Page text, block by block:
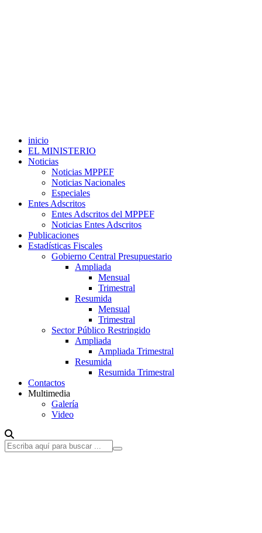
inicio
EL MINISTERIO
Noticias
Noticias MPPEF
Noticias Nacionales
Especiales
Entes Adscritos
Entes Adscritos del MPPEF
Noticias Entes Adscritos
Publicaciones
Estadísticas Fiscales
Gobierno Central Presupuestario
Ampliada
Mensual
Trimestral
Resumida
Mensual
Trimestral
Sector Público Restringido
Ampliada
Ampliada Trimestral
Resumida
Resumida Trimestral
Contactos
Multimedia
Galería
Video